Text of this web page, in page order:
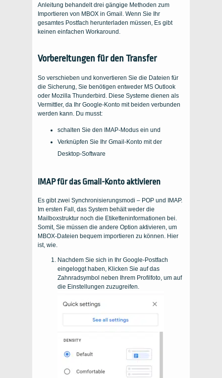
Anleitung behandelt drei gängige Methoden zum
Importieren von MBOX in Gmail. Wenn Sie Ihr
gesamtes Postfach herunterladen müssen, Es gibt
keinen einfachen Workaround.
Vorbereitungen für den Transfer
So verschieben und konvertieren Sie die Dateien für
die Sicherung, Sie benötigen entweder MS Outlook
oder Mozilla Thunderbird. Diese Systeme dienen als
Vermittler, da Ihr Google-Konto mit beiden verbunden
werden kann. Du musst:
schalten Sie den IMAP-Modus ein und
Verknüpfen Sie Ihr Gmail-Konto mit der
Desktop-Software
IMAP für das Gmail-Konto aktivieren
Es gibt zwei Synchronisierungsmodi – POP und IMAP.
Im ersten Fall, das System behält weder die
Mailboxstruktur noch die Etiketteninformationen bei.
Somit, Sie müssen die andere Option aktivieren, um
MBOX-Dateien bequem importieren zu können. Hier
ist, wie.
Nachdem Sie sich in Ihr Google-Postfach
eingeloggt haben, Klicken Sie auf das
Zahnradsymbol neben Ihrem Profilfoto, um auf
die Einstellungen zuzugreifen.